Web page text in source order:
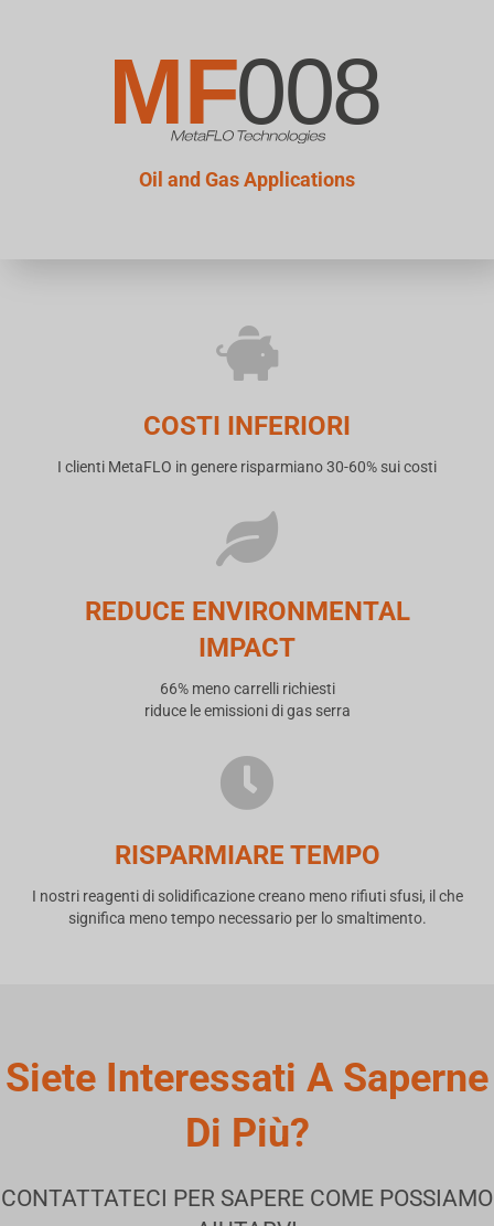
Oil and Gas Applications
COSTI INFERIORI
I clienti MetaFLO in genere risparmiano 30-60% sui costi
REDUCE ENVIRONMENTAL
IMPACT
66% meno carrelli richiesti
riduce le emissioni di gas serra
RISPARMIARE TEMPO
I nostri reagenti di solidificazione creano meno rifiuti sfusi, il che
significa meno tempo necessario per lo smaltimento.
Siete Interessati A Saperne
Di Più?
CONTATTATECI PER SAPERE COME POSSIAMO